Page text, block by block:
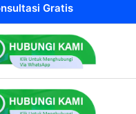
Gratis